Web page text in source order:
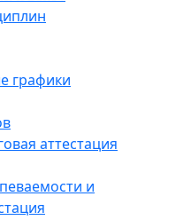
графики
аттестация
и